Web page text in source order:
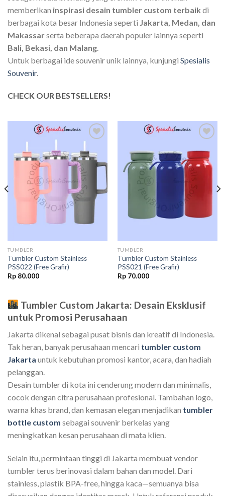
memberikan inspirasi desain tumbler custom terbaik di
berbagai kota besar Indonesia seperti Jakarta, Medan, dan
Makassarserta beberapa daerah populer lainnya seperti
Bali, Bekasi, dan Malang
Untuk berbagai ide souvenir unik lainnya, kunjungi Spesialis
Souvenir.
CHECK OUR BESTSELLERS!
Add to
wishlist
TUMBLER
Tumbler Custom Stainless
PSS022 (Free Grafir)
Rp80.000
Add to
wishlist
TUMBLER
Tumbler Custom Stainless
PSS021 (Free Grafir)
Rp70.000
Tumbler Custom Jakarta: Desain Eksklusif
untuk Promosi Perusahaan
Jakarta dikenal sebagai pusat bisnis dan kreatif di Indonesia.
Tak heran, banyak perusahaan mencari tumbler custom
Jakarta untuk kebutuhan promosi kantor, acara, dan hadiah
pelanggan.
Desain tumbler di kota ini cenderung modern dan minimalis,
cocok dengan citra perusahaan profesional. Tambahan logo,
warna khas brand, dan kemasan elegan menjadikan tumbler
bottle custom sebagai souvenir berkelas yang
meningkatkan kesan perusahaan di mata klien.
Selain itu, permintaan tinggi di Jakarta membuat vendor
tumbler terus berinovasi dalam bahan dan model. Dari
stainless, plastik BPA-free, hingga kaca—semuanya bisa